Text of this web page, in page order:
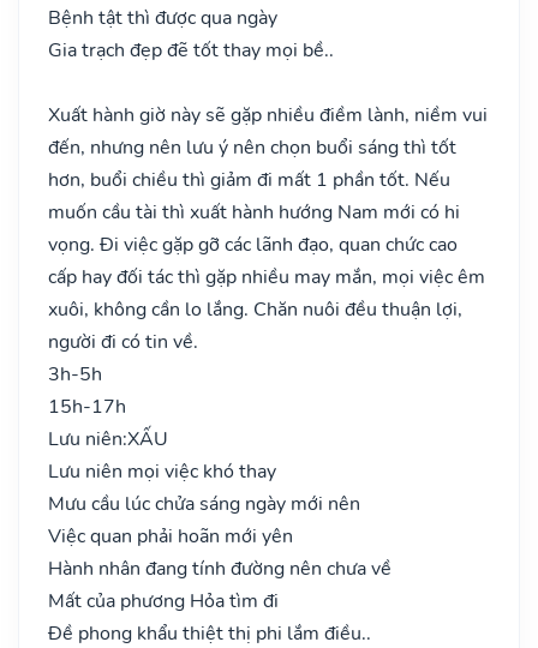
Bệnh tật thì được qua ngày
Gia trạch đẹp đẽ tốt thay mọi bề..
Xuất hành giờ này sẽ gặp nhiều điềm lành, niềm vui
đến, nhưng nên lưu ý nên chọn buổi sáng thì tốt
hơn, buổi chiều thì giảm đi mất 1 phần tốt. Nếu
muốn cầu tài thì xuất hành hướng Nam mới có hi
vọng. Đi việc gặp gỡ các lãnh đạo, quan chức cao
cấp hay đối tác thì gặp nhiều may mắn, mọi việc êm
xuôi, không cần lo lắng. Chăn nuôi đều thuận lợi,
người đi có tin về.
3h-5h
15h-17h
Lưu niên:XẤU
Lưu niên mọi việc khó thay
Mưu cầu lúc chửa sáng ngày mới nên
Việc quan phải hoãn mới yên
Hành nhân đang tính đường nên chưa về
Mất của phương Hỏa tìm đi
Đề phong khẩu thiệt thị phi lắm điều..